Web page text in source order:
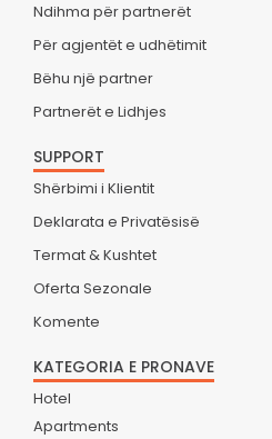
Ndihma për partnerët
Për agjentët e udhëtimit
Bëhu një partner
Partnerët e Lidhjes
SUPPORT
Shërbimi i Klientit
Deklarata e Privatësisë
Termat & Kushtet
Oferta Sezonale
Komente
KATEGORIA E PRONAVE
Hotel
Apartments